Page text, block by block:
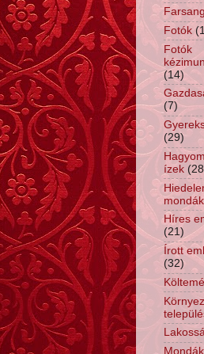
Farsang
Fotók
Fotók
(14)
(7)
(29)
ízek
mondák
Híres
(21)
Írott
(32)